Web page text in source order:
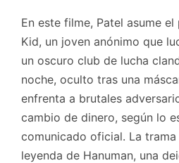
En este filme, Patel asume
Kid, un joven anónimo que
un oscuro club de lucha
noche, oculto tras una
enfrenta a brutales
cambio de dinero, según lo
comunicado oficial. La
leyenda de Hanuman, una